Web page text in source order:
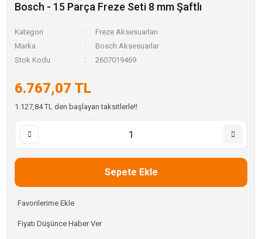
Bosch - 15 Parça Freze Seti 8 mm Şaftlı
Kategori
Freze Aksesuarları
Marka
Bosch Aksesuarlar
Stok Kodu
2607019469
6.767,07 TL
1.127,84 TL den başlayan taksitlerle!!
Sepete Ekle
Fiyatı Düşünce Haber Ver